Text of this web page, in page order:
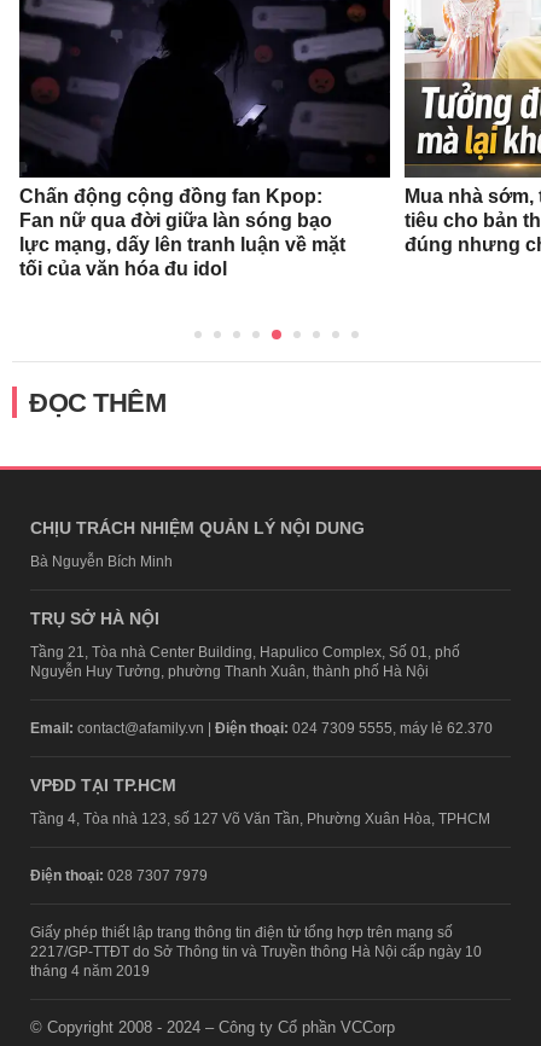
Chấn động cộng đồng fan Kpop:
Fan nữ qua đời giữa làn sóng bạo
lực mạng, dấy lên tranh luận về mặt
tối của văn hóa đu idol
Mua nhà
tiêu cho bản
đúng nhưng
ĐỌC THÊM
CHỊU TRÁCH NHIỆM QUẢN LÝ NỘI DUNG
Bà Nguyễn Bích Minh
TRỤ SỞ HÀ NỘI
Tầng 21, Tòa nhà Center Building, Hapulico Complex, Số 01, phố
Nguyễn Huy Tưởng, phường Thanh Xuân, thành phố Hà Nội
Email: contact@afamily.vn | Điện thoại: 024 7309 5555, máy lẻ 62.370
VPĐD TẠI TP.HCM
Tầng 4, Tòa nhà 123, số 127 Võ Văn Tần, Phường Xuân Hòa, TPHCM
Điện thoại: 028 7307 7979
Giấy phép thiết lập trang thông tin điện tử tổng hợp trên mạng số
2217/GP-TTĐT do Sở Thông tin và Truyền thông Hà Nội cấp ngày 10
tháng 4 năm 2019
© Copyright 2008 - 2024 – Công ty Cổ phần VCCorp